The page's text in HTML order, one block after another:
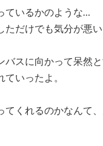
ているかのような…
ただけでも気分が悪い
バスに向かって呆然と
いったよ。
てくれるのかなんて